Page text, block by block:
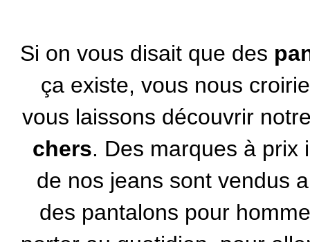
Si on vous disait que des
ça existe, vous nous
vous laissons découvrir
chers. Des marques à prix
de nos jeans sont vendus
des pantalons pour